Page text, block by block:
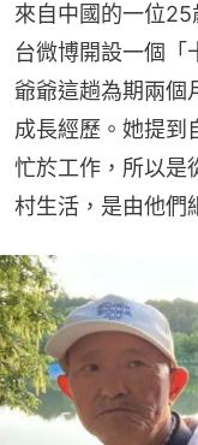
來自中國的一位
台微博開設一個「
爺爺這趟為期兩個
成長經歷。她提到
忙於工作，所以是
村生活，是由他們